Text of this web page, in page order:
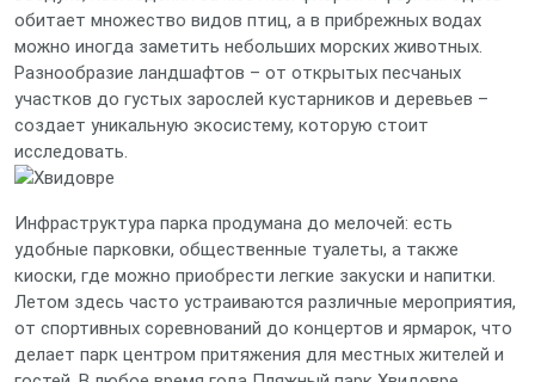
обитает множество видов птиц, а в прибрежных водах
можно иногда заметить небольших морских животных.
Разнообразие ландшафтов – от открытых песчаных
участков до густых зарослей кустарников и деревьев –
создает уникальную экосистему, которую стоит
исследовать.
Инфраструктура парка продумана до мелочей: есть
удобные парковки, общественные туалеты, а также
киоски, где можно приобрести легкие закуски и напитки.
Летом здесь часто устраиваются различные мероприятия,
от спортивных соревнований до концертов и ярмарок, что
делает парк центром притяжения для местных жителей и